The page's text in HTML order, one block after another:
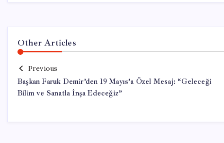
Other Articles
Previous
Başkan Faruk Demir’den 19 Mayıs’a Özel Mesaj: “Geleceği
Bilim ve Sanatla İnşa Edeceğiz”